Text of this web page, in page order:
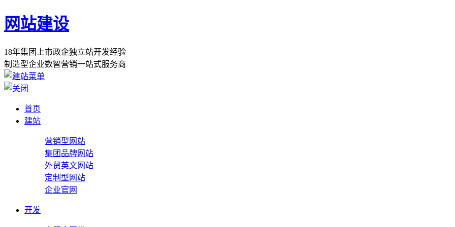
网站建设
18年集团 上市政企独立站开发经验
制 造型企业数智营销一站式服务商
首页
建站
营销型网站
集团品牌网站
外贸英文网站
定制型网站
企业官网
开发